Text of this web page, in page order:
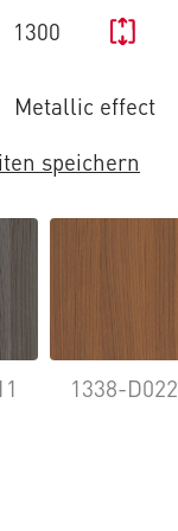
1300
Metallic effect
speichern
1338-D022